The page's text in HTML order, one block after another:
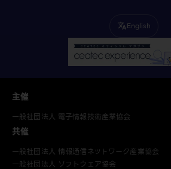
translateEnglish
主催
一般社団法人 電子情報技術産業協会
共催
一般社団法人 情報通信ネットワーク産業協会
一般社団法人 ソフトウェア協会